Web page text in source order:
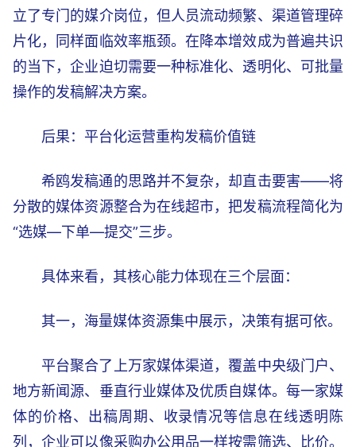
立了专门的媒介岗位，但人员流动频繁、渠道管理碎
片化，同样面临效率瓶颈。在降本增效成为普遍共识
的当下，企业迫切需要一种标准化、透明化、可批量
操作的发稿解决方案。
后果：平台化运营重构发稿价值链
希鸥发稿通的思路并不复杂，却直击要害——将
分散的媒体资源整合为在线超市，把发稿流程简化为
“选媒—下单—提交”三步。
具体来看，其核心能力体现在三个层面：
其一，海量媒体资源集中展示，决策有据可依。
平台聚合了上万家媒体渠道，覆盖中央级门户、
地方新闻源、垂直行业媒体及优质自媒体。每一家媒
体的价格、出稿周期、收录情况等信息在线透明陈
列，企业可以像采购办公用品一样按需筛选、比价。